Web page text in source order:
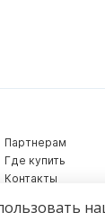
Партнерам
Где купить
Контакты